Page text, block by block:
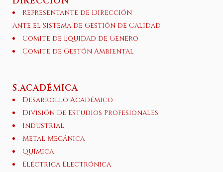
Representante de Dirección
ante el Sistema de Gestión de Calidad
Comite de Equidad de Genero
Comite de Gestón Ambiental
S.ACADÉMICA
Desarrollo Académico
División de Estudios Profesionales
Industrial
Metal Mecánica
Química
Eléctrica Electrónica